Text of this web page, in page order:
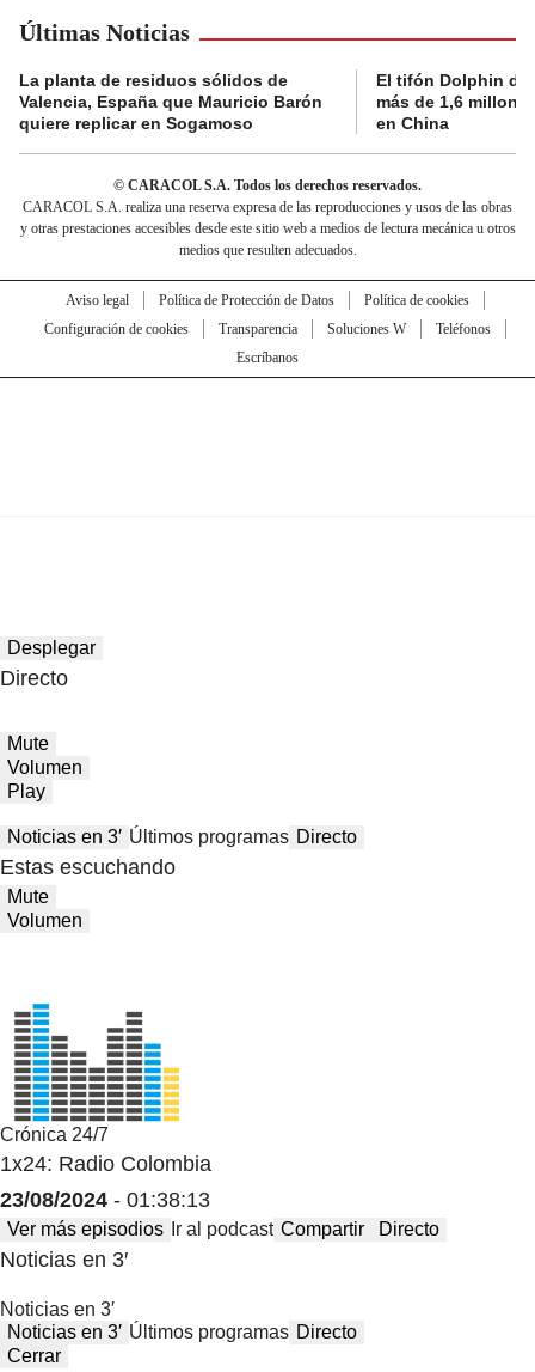
Últimas Noticias
La planta de residuos sólidos de
Valencia, España que Mauricio Barón
quiere replicar en Sogamoso
El tifón Dolphin
más de 1,6
en China
© CARACOL S.A. Todos los derechos reservados.
CARACOL S.A. realiza una reserva expresa de las reproducciones y usos de las obras
y otras prestaciones accesibles desde este sitio web a medios de lectura mecánica u otros
medios que resulten adecuados.
Aviso legal Política de Protección de Datos
Política de cookies
Configuración de cookies
Transparencia Soluciones W
Teléfonos
Escríbanos
Desplegar
Directo
Mute
Volumen
Play
Noticias en 3′ Últimos programas Directo
Estas escuchando
Mute
Volumen
Crónica 24/7
1x24: Radio Colombia
23/08/2024 - 01:38:13
Ver más episodios Ir al podcast Compartir Directo
Noticias en 3′
Noticias en 3′
Noticias en 3′ Últimos programas Directo
Cerrar